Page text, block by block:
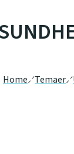
Home Temaer